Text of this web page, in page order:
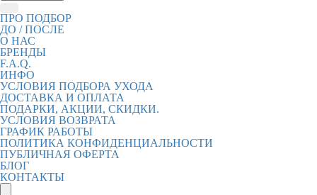
ПРО ПОДБОР
ДО / ПОСЛЕ
О НАС
БРЕНДЫ
F.A.Q.
ИНФО
УСЛОВИЯ ПОДБОРА УХОДА
ДОСТАВКА И ОПЛАТА
ПОДАРКИ, АКЦИИ, СКИДКИ.
УСЛОВИЯ ВОЗВРАТА
ГРАФИК РАБОТЫ
ПОЛИТИКА КОНФИДЕНЦИАЛЬНОСТИ
ПУБЛИЧНАЯ ОФЕРТА
БЛОГ
КОНТАКТЫ